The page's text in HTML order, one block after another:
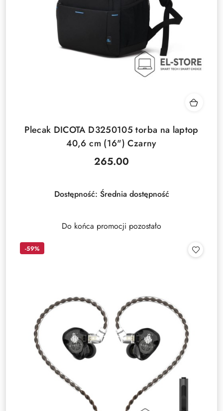
Plecak DICOTA D3250105 torba na laptop
40,6 cm (16") Czarny
Cena:
265.00
Dostępność: Średnia dostępność
Do końca promocji pozostało
-59%